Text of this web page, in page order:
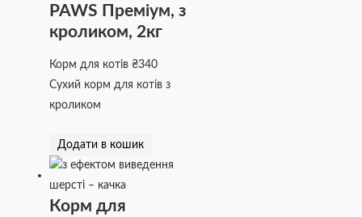
PAWS Преміум, з
кроликом, 2кг
Корм для котів₴340
Сухий корм для котів з
кроликом
Додати в кошик
Корм для